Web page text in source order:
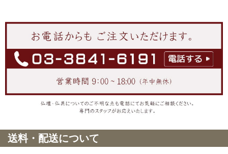
送料・配送について